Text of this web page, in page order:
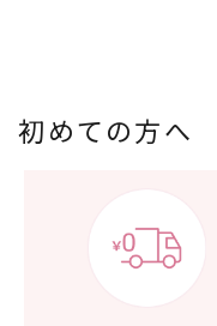
初めての方へ